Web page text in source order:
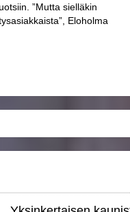
”Mutta sielläkin
Eloholma